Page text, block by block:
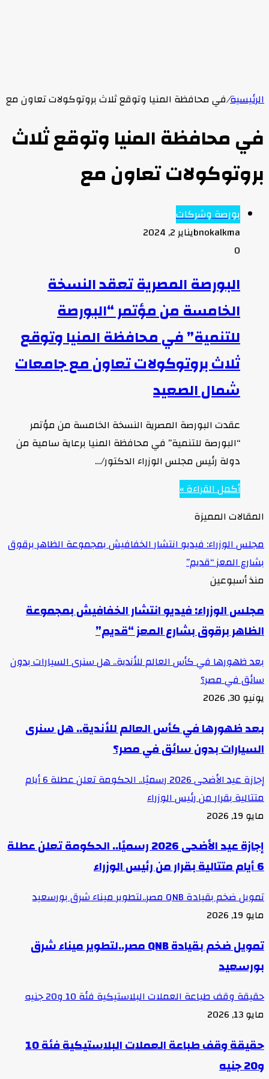
الرئيسية/في محافظة المنيا وتوقع ثلاث بروتوكولات تعاون مع
في محافظة المنيا وتوقع ثلاث
بروتوكولات تعاون مع
بورصة وشركات
bnokalkmaيناير 2, 2024
0
البورصة المصرية تعقد النسخة
الخامسة من مؤتمر “البورصة
للتنمية” في محافظة المنيا وتوقع
ثلاث بروتوكولات تعاون مع جامعات
شمال الصعيد
عقدت البورصة المصرية النسخة الخامسة من مؤتمر
“البورصة للتنمية” في محافظة المنيا برعاية سامية من
دولة رئيس مجلس الوزراء الدكتور/…
أكمل القراءة »
المقالات المميزة
مجلس الوزراء: فيديو انتشار الخفافيش بمجموعة الظاهر برقوق
بشارع المعز “قديم”
منذ أسبوعين
مجلس الوزراء: فيديو انتشار الخفافيش بمجموعة
الظاهر برقوق بشارع المعز “قديم”
بعد ظهورها في كأس العالم للأندية.. هل سنرى السيارات بدون
سائق في مصر؟
يونيو 30, 2026
بعد ظهورها في كأس العالم للأندية.. هل سنرى
السيارات بدون سائق في مصر؟
إجازة عيد الأضحى 2026 رسميًا.. الحكومة تعلن عطلة 6 أيام
متتالية بقرار من رئيس الوزراء
مايو 19, 2026
إجازة عيد الأضحى 2026 رسميًا.. الحكومة تعلن عطلة
6 أيام متتالية بقرار من رئيس الوزراء
تمويل ضخم بقيادة QNB مصر..لتطوير ميناء شرق بورسعيد
مايو 19, 2026
تمويل ضخم بقيادة QNB مصر..لتطوير ميناء شرق
بورسعيد
حقيقة وقف طباعة العملات البلاستيكية فئة 10 و20 جنيه
مايو 13, 2026
حقيقة وقف طباعة العملات البلاستيكية فئة 10
و20 جنيه